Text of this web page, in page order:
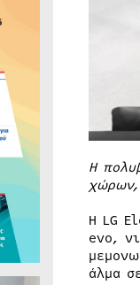
Η
Η LG
evo,
άλμα